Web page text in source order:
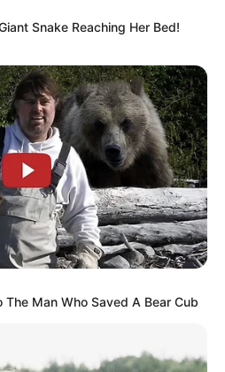
¿Mauricio y Dani vuelven a
separarse? Así fue el
seguirte queriendo'
MASTERCHEF
Quién es Luisa Vergara,
actriz y comediante paisa
que llega a MasterChef
Celebrity 2026
Sara Uribe volvió a creer
que la conquistó
Snake Reaching Her Bed!
Man Who Saved A Bear Cub